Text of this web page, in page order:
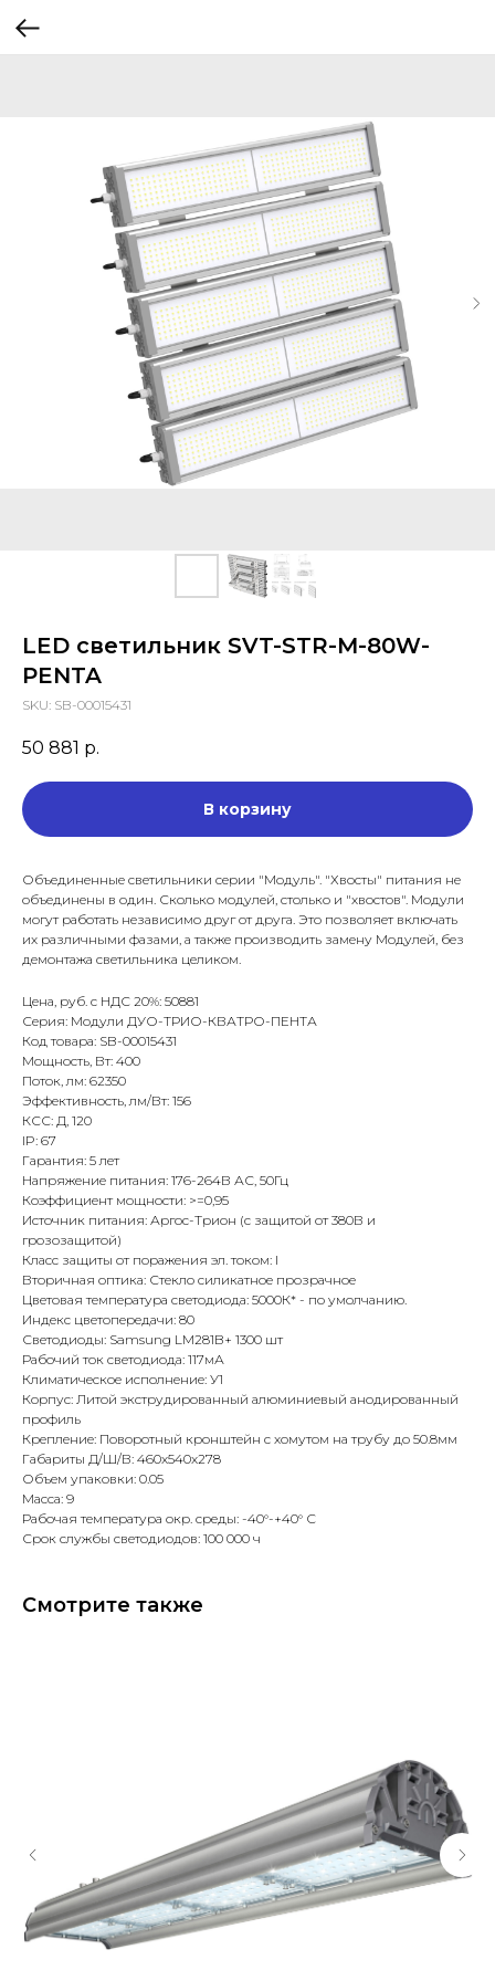
LED светильник SVT-STR-M-80W-
PENTA
SKU: SB-00015431
50 881 р.
В корзину
Объединенные светильники серии "Модуль". "Хвосты" питания не
объединены в один. Сколько модулей, столько и "хвостов". Модули
могут работать независимо друг от друга. Это позволяет включать
их различными фазами, а также производить замену Модулей, без
демонтажа светильника целиком.
Цена, руб. с НДС 20%: 50881
Серия: Модули ДУО-ТРИО-КВАТРО-ПЕНТА
Код товара: SB-00015431
Мощность, Вт: 400
Поток, лм: 62350
Эффективность, лм/Вт: 156
КСС: Д, 120
IP: 67
Гарантия: 5 лет
Напряжение питания: 176-264В АС, 50Гц
Коэффициент мощности: >=0,95
Источник питания: Аргос-Трион (с защитой от 380В и
грозозащитой)
Класс защиты от поражения эл. током: I
Вторичная оптика: Стекло силикатное прозрачное
Цветовая температура светодиода: 5000К* - по умолчанию.
Индекс цветопередачи: 80
Светодиоды: Samsung LM281B+ 1300 шт
Рабочий ток светодиода: 117мА
Климатическое исполнение: У1
Корпус: Литой экструдированный алюминиевый анодированный
профиль
Крепление: Поворотный кронштейн с хомутом на трубу до 50.8мм
Габариты Д/Ш/В: 460x540x278
Объем упаковки: 0.05
Масса: 9
Рабочая температура окр. среды: -40°-+40° С
Срок службы светодиодов: 100 000 ч
Смотрите также